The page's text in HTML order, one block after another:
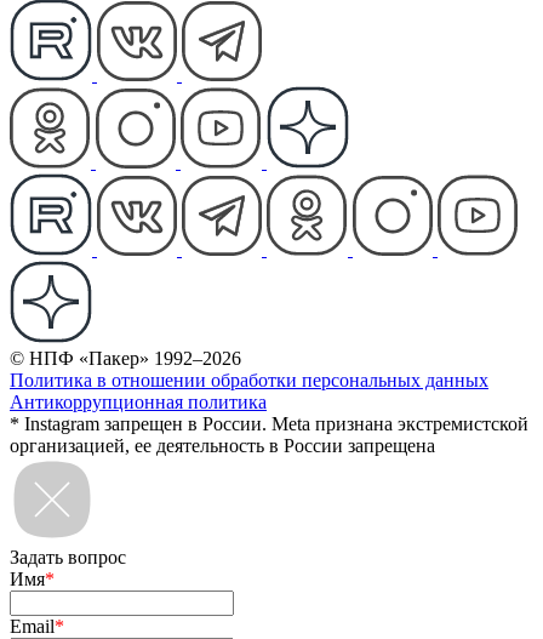
© НПФ «Пакер» 1992–2026
Политика в отношении обработки персональных данных
Антикоррупционная политика
* Instagram запрещен в России. Meta признана экстремистской
организацией, ее деятельность в России запрещена
Задать вопрос
Имя*
Email*